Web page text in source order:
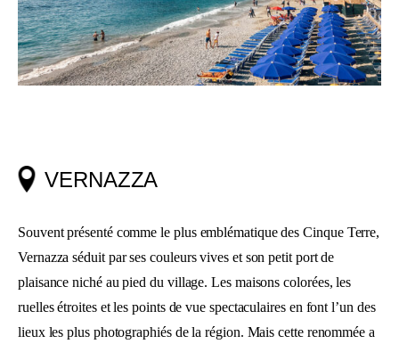
VERNAZZA
Souvent présenté comme le plus emblématique des Cinque Terre,
Vernazza séduit par ses couleurs vives et son petit port de
plaisance niché au pied du village. Les maisons colorées, les
ruelles étroites et les points de vue spectaculaires en font l’un des
lieux les plus photographiés de la région. Mais cette renommée a